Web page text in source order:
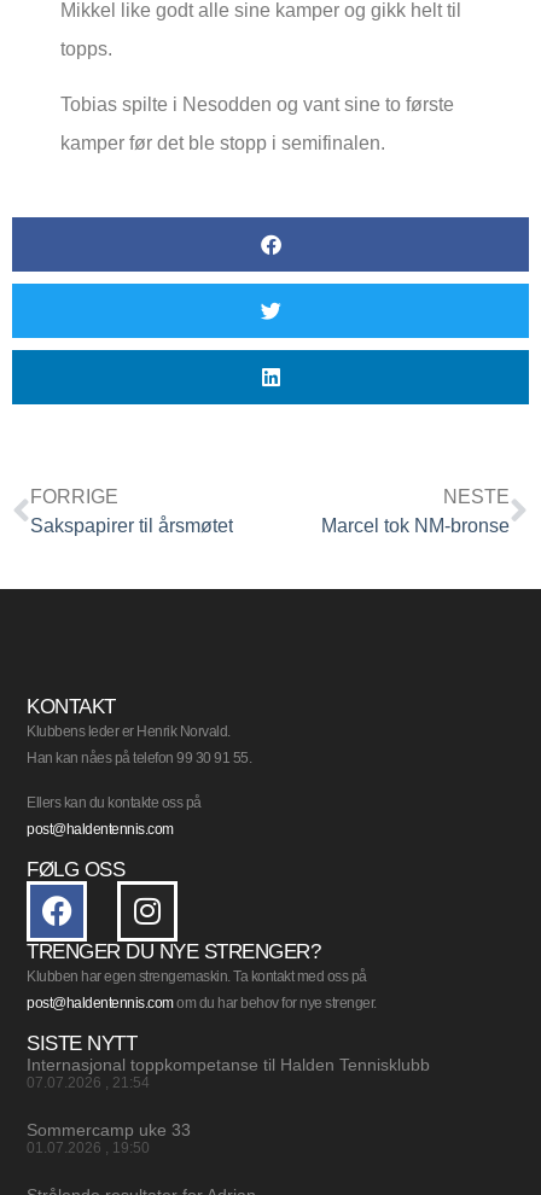
Mikkel like godt alle sine kamper og gikk helt til
topps.
Tobias spilte i Nesodden og vant sine to første
kamper før det ble stopp i semifinalen.
FORRIGE
Sakspapirer til årsmøtet
NESTE
Marcel tok NM-bronse
KONTAKT
Klubbens leder er Henrik Norvald.
Han kan nåes på telefon 99 30 91 55.
Ellers kan du kontakte oss på
post@haldentennis.com
FØLG OSS
TRENGER DU NYE STRENGER?
Klubben har egen strengemaskin. Ta kontakt med oss på
post@haldentennis.comom du har behov for nye strenger.
SISTE NYTT
Internasjonal toppkompetanse til Halden Tennisklubb
07.07.2026 21:54
Sommercamp uke 33
01.07.2026 19:50